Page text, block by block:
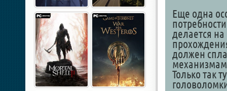
Еще одна
делается
должен
Только так